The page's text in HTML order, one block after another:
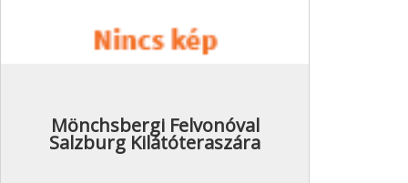
Mönchsbergi Felvonóval
Salzburg Kilátóteraszára